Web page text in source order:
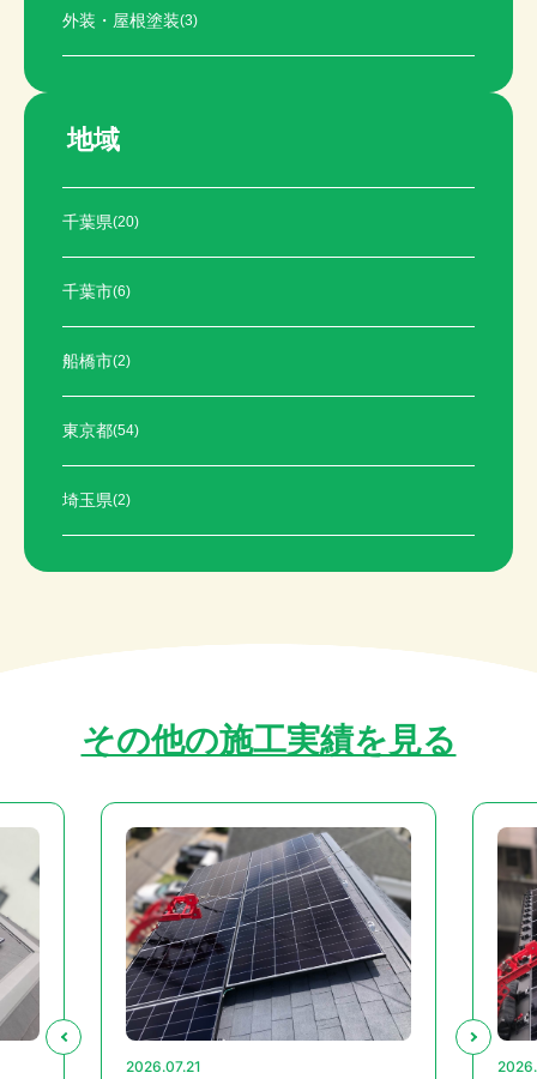
外装・屋根塗装(3)
地域
千葉県(20)
千葉市(6)
船橋市(2)
東京都(54)
埼玉県(2)
その他の施工実績を見る
2026.07.21